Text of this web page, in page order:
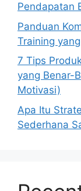
Pendapatan
Panduan
Training
7 Tips
yang Benar-
Motivasi)
Apa Itu
Sederhana